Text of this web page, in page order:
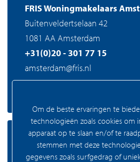
FRIS Woningmakelaars
Buitenveldertselaan 42
1081 AA Amsterdam
+31(0)20 - 301 77 15
amsterdam@fris.nl
Zaandam
Om de beste ervaringen te
technologieën zoals cookies om
apparaat op te slaan en/of te
stemmen met deze
gegevens zoals surfgedrag of